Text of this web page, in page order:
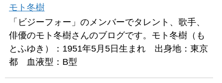
モト冬樹
「ビジーフォー」のメンバーでタレント、歌手、
俳優のモト冬樹さんのブログです。モト冬樹（も
とふゆき）：1951年5月5日生まれ 出身地：東京
都 血液型：B型